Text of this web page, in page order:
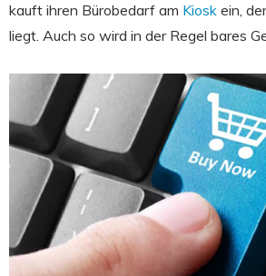
kauft ihren Bürobedarf am Kiosk ein,
liegt. Auch so wird in der Regel bares